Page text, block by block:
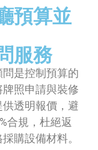
預算並
服務
是控制預算的
照申請與裝修
透明報價，避
合規，杜絕返
購設備材料。